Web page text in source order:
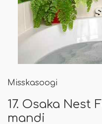
Misskasoogi
17. Osaka Nest
mandi